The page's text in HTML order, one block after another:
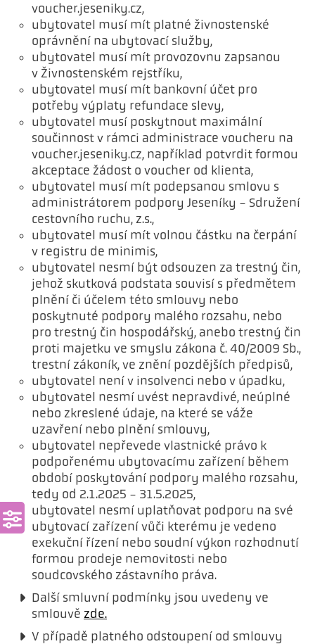
voucher.jeseniky.cz,
ubytovatel musí mít platné živnostenské
oprávnění na ubytovací služby,
ubytovatel musí mít provozovnu zapsanou
v Živnostenském rejstříku,
ubytovatel musí mít bankovní účet pro
potřeby výplaty refundace slevy,
ubytovatel musí poskytnout maximální
součinnost v rámci administrace voucheru na
voucher.jeseniky.cz, například potvrdit formou
akceptace žádost o voucher od klienta,
ubytovatel musí mít podepsanou smlovu s
administrátorem podpory Jeseníky - Sdružení
cestovního ruchu, z.s.,
ubytovatel musí mít volnou částku na čerpání
v registru de minimis,
ubytovatel nesmí být odsouzen za trestný čin,
jehož skutková podstata souvisí s předmětem
plnění či účelem této smlouvy nebo
poskytnuté podpory malého rozsahu, nebo
pro trestný čin hospodářský, anebo trestný čin
proti majetku ve smyslu zákona č. 40/2009 Sb.,
trestní zákoník, ve znění pozdějších předpisů,
ubytovatel není v insolvenci nebo v úpadku,
ubytovatel nesmí uvést nepravdivé, neúplné
nebo zkreslené údaje, na které se váže
uzavření nebo plnění smlouvy,
ubytovatel nepřevede vlastnické právo k
podpořenému ubytovacímu zařízení během
období poskytování podpory malého rozsahu,
tedy od 2.1.2025 - 31.5.2025,
ubytovatel nesmí uplatňovat podporu na své
ubytovací zařízení vůči kterému je vedeno
exekuční řízení nebo soudní výkon rozhodnutí
formou prodeje nemovitosti nebo
soudcovského zástavního práva.
Další smluvní podmínky jsou uvedeny ve
smlouvě zde.
V případě platného odstoupení od smlouvy